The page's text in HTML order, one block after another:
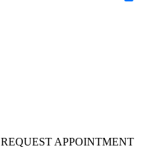
REQUEST APPOINTMENT